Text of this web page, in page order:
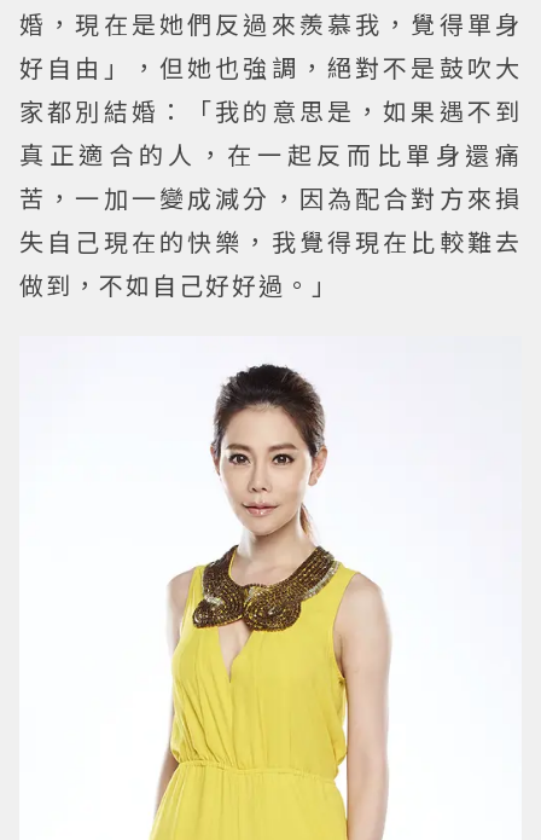
婚，現在是她們反過來羨慕我，覺得單身
好自由」，但她也強調，絕對不是鼓吹大
家都別結婚：「我的意思是，如果遇不到
真正適合的人，在一起反而比單身還痛
苦，一加一變成減分，因為配合對方來損
失自己現在的快樂，我覺得現在比較難去
做到，不如自己好好過。」